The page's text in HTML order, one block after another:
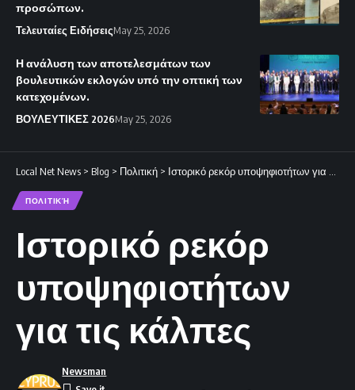
προσώπων.
Τελευταίες ΕιδήσειςMay 25, 2026
Η ανάλυση των αποτελεσμάτων των
βουλευτικών εκλογών υπό την οπτική των
κατεχομένων.
ΒΟΥΛΕΥΤΙΚΕΣ 2026May 25, 2026
Local Net News > Blog > Πολιτική > Ιστορικό ρεκόρ υποψηφιοτήτων για τις κάλπες
ΠΟΛΙΤΙΚΉ
Ιστορικό ρεκόρ
υποψηφιοτήτων
για τις κάλπες
Newsman